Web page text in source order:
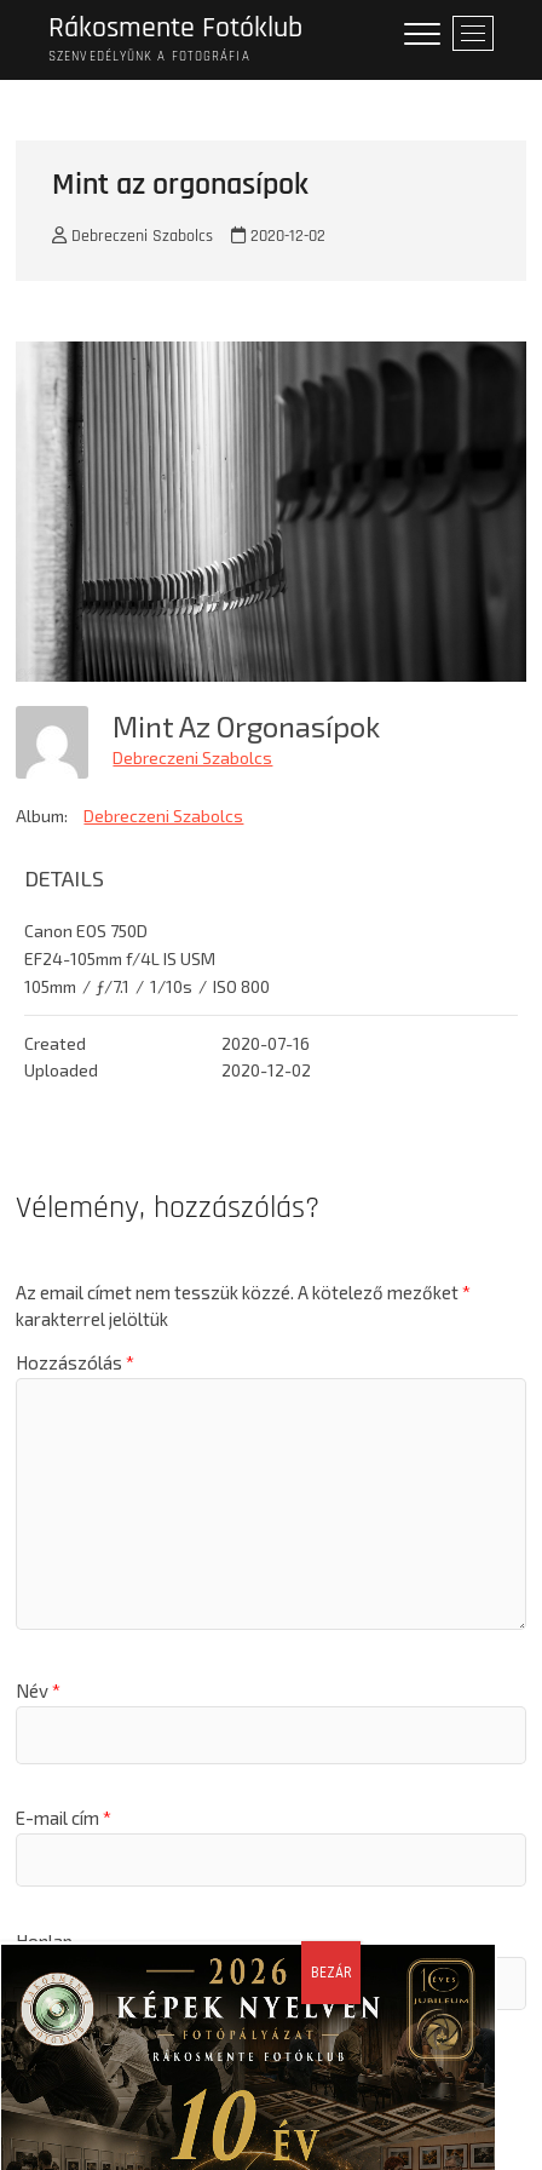
content
Rákosmente Fotóklub
SZENVEDÉLYÜNK A FOTOGRÁFIA
M
e
n
Mint az orgonasípok
Debreczeni Szabolcs 2020-12-02
Mint Az Orgonasípok
Debreczeni Szabolcs
Album: Debreczeni Szabolcs
DETAILS
Canon EOS 750D
EF24-105mm f/4L IS USM
105mm / ƒ/7.1 / 1/10s / ISO 800
Created
2020-07-16
Uploaded
2020-12-02
Vélemény, hozzászólás?
Az email címet nem tesszük közzé. A kötelező mezőket*
karakterrel jelöltük
Hozzászólás*
Név*
E-mail cím*
Honlap
A nevem, email címem, és weboldalcímem mentése a
böngészőben a következő hozzászólásomhoz.